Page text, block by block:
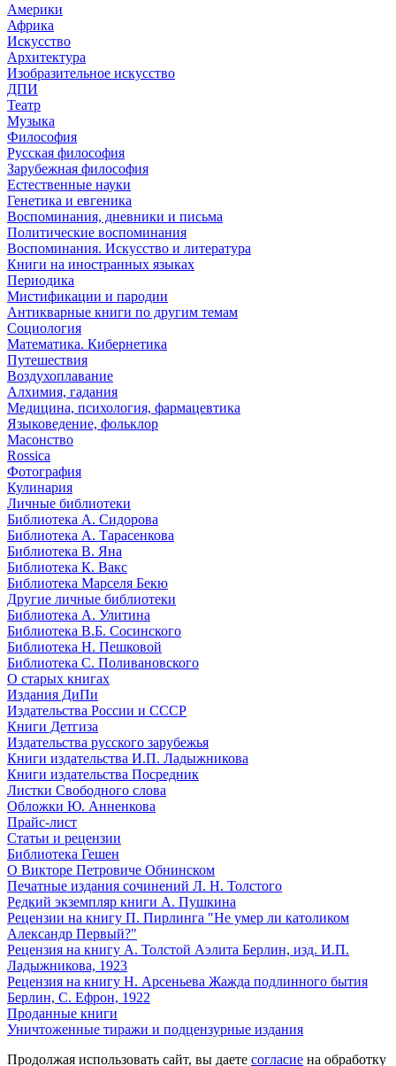
Америки
Африка
Искусство
Архитектура
Изобразительное искусство
ДПИ
Театр
Музыка
Философия
Русская философия
Зарубежная философия
Естественные науки
Генетика и евгеника
Воспоминания, дневники и письма
Политические воспоминания
Воспоминания. Искусство и литература
Книги на иностранных языках
Периодика
Мистификации и пародии
Антикварные книги по другим темам
Социология
Математика. Кибернетика
Путешествия
Воздухоплавание
Алхимия, гадания
Медицина, психология, фармацевтика
Языковедение, фольклор
Масонство
Rossica
Фотография
Кулинария
Личные библиотеки
Библиотека А. Сидорова
Библиотека А. Тарасенкова
Библиотека В. Яна
Библиотека К. Вакс
Библиотека Марселя Бекю
Другие личные библиотеки
Библиотека А. Улитина
Библиотека В.Б. Сосинского
Библиотека Н. Пешковой
Библиотека С. Поливановского
О старых книгах
Издания ДиПи
Издательства России и СССР
Книги Детгиза
Издательства русского зарубежья
Книги издательства И.П. Ладыжникова
Книги издательства Посредник
Листки Свободного слова
Обложки Ю. Анненкова
Прайс-лист
Статьи и рецензии
Библиотека Гешен
О Викторе Петровиче Обнинском
Печатные издания сочинений Л. Н. Толстого
Редкий экземпляр книги А. Пушкина
Рецензии на книгу П. Пирлинга "Не умер ли католиком
Александр Первый?"
Рецензия на книгу А. Толстой Аэлита Берлин, изд. И.П.
Ладыжникова, 1923
Рецензия на книгу Н. Арсеньева Жажда подлинного бытия
Берлин, С. Ефрон, 1922
Проданные книги
Уничтоженные тиражи и подцензурные издания
Продолжая использовать сайт, вы даете согласие на обработку